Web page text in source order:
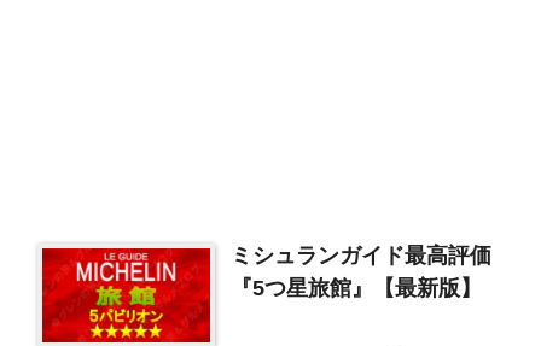
ミシュランガイド最高評価
『5つ星旅館』【最新版】